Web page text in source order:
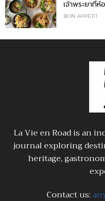
เจ้าพระยาที่ห้
BON APPETIT
La Vie en Road is an
journal exploring
heritage,
Contact us: